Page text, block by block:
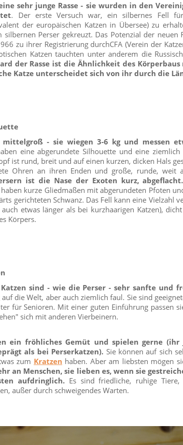
sehr junge Rasse - sie wurden in den
. Der erste Versuch war, ein silbernes Fell
der europäischen Katzen in Übersee) zu
Perser gekreuzt. Das Potenzial der neuen
zu ihrer Registrierung durchCFA (Verein der
Katzen tauchten unter anderem die
der Rasse ist die Ähnlichkeit des
Katze unterscheidet sich von ihr durch die
mittelgroß - sie wiegen 3-6 kg und messen
eine abgerundete Silhouette und eine
ist rund, breit und auf einen kurzen, dicken Hals
Ohren an ihren Enden und große, runde, weit
ist die Nase der Exoten kurz, abgeflacht.
haben kurze Gliedmaßen mit abgerundeten Pfoten
gerichteten Schwanz. Das Fell kann eine Vielzahl
etwas länger als bei kurzhaarigen Katzen),
Körpers.
sind - wie die Perser - sehr sanfte und
die Welt, aber auch ziemlich faul. Sie sind
für Senioren. Mit einer guten Einführung passen
sich mit anderen Vierbeinern.
ein fröhliches Gemüt und spielen gerne
als bei Perserkatzen). Sie können auf sich
zum Kratzen haben. Aber am liebsten mögen
an Menschen, sie lieben es, wenn sie
aufdringlich.Es sind friedliche, ruhige Tiere,
außer durch schweigendes Warten.